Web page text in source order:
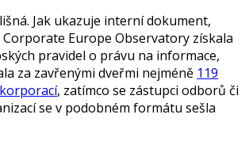
Jak ukazuje interní dokument,
Europe Observatory získala
pravidel o právu na informace,
za zavřenými dveřmi nejméně 119
, zatímco se zástupci odborů či
se v podobném formátu sešla